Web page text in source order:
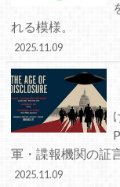
れる模様。
2025.11.09
軍・諜報機関の証
2025.11.09